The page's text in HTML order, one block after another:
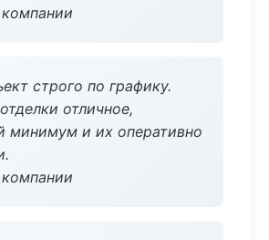
строго по графику.
отличное,
минимум и их оперативно